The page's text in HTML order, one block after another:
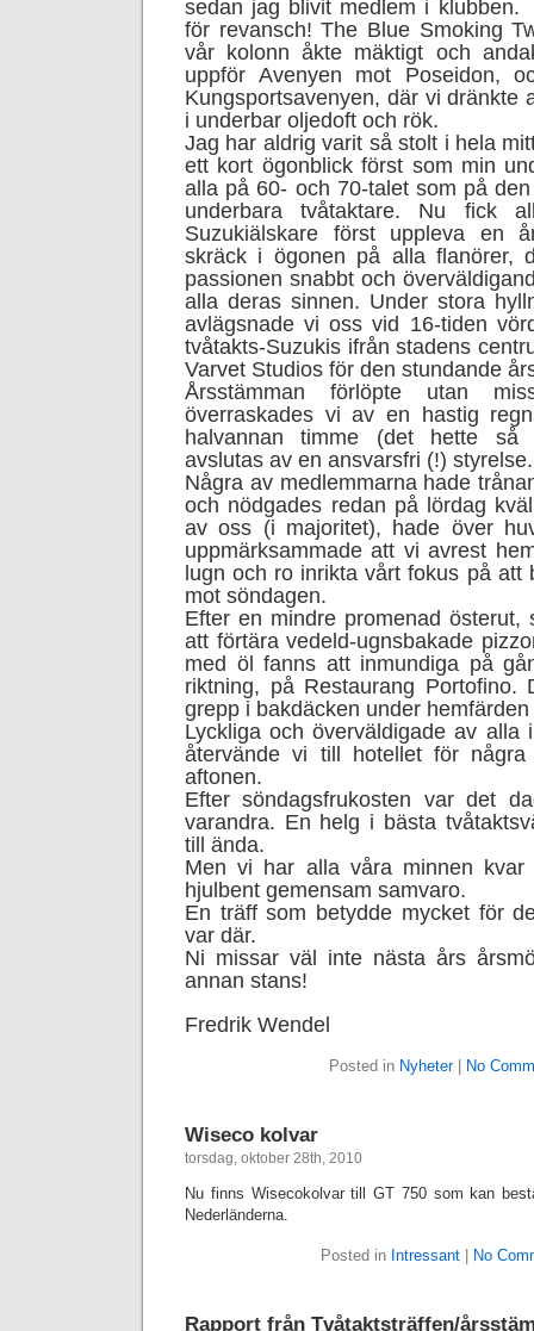
sedan jag blivit medlem i klubben.
för revansch! The Blue Smoking
vår kolonn åkte mäktigt och
uppför Avenyen mot Poseidon,
Kungsportsavenyen, där vi dränkte
i underbar oljedoft och rök.
Jag har aldrig varit så stolt i hela
ett kort ögonblick först som min
alla på 60- och 70-talet som på
underbara tvåtaktare. Nu fick
Suzukiälskare först uppleva en
skräck i ögonen på alla flanörer,
passionen snabbt och
alla deras sinnen. Under stora
avlägsnade vi oss vid 16-tiden
tvåtakts-Suzukis ifrån stadens
Varvet Studios för den stundande
Årsstämman förlöpte utan
överraskades vi av en hastig
halvannan timme (det hette så
avslutas av en ansvarsfri (!) styrelse.
Några av medlemmarna hade
och nödgades redan på lördag
av oss (i majoritet), hade över
uppmärksammade att vi avrest
lugn och ro inrikta vårt fokus på att
mot söndagen.
Efter en mindre promenad österut,
att förtära vedeld-ugnsbakade
med öl fanns att inmundiga på
riktning, på Restaurang
grepp i bakdäcken under
Lyckliga och överväldigade av alla
återvände vi till hotellet för
aftonen.
Efter söndagsfrukosten var det
varandra. En helg i bästa
till ända.
Men vi har alla våra minnen
hjulbent gemensam samvaro.
En träff som betydde mycket för
var där.
Ni missar väl inte nästa års
annan stans!
Fredrik Wendel
Posted in Nyheter| No
Wiseco kolvar
torsdag, oktober 28th, 2010
Nu finns Wisecokolvar till GT 750 som kan
Nederländerna.
Posted in Intressant | No
Rapport från Tvåtaktsträffen/